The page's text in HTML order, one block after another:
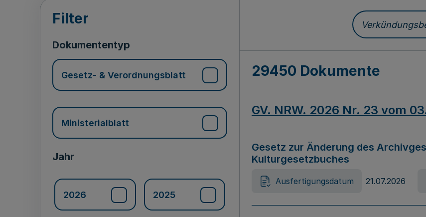
Verkündungsbereich
Filter
Dokumententyp
Gesetz- & Verordnungsblatt
Ministerialblatt
Jahr
2026 2025
29450 Dokumente
GV. NRW. 2026 Nr. 23 vom
Gesetz zur Änderung des
Kulturgesetzbuches
Ausfertigungsdatum 21.07.2026